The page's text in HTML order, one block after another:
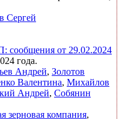
Сергей
сообщения от 29.02.2024
года.
Андрей, Золотов
Валентина, Михайлов
Андрей, Собянин
зерновая компания,